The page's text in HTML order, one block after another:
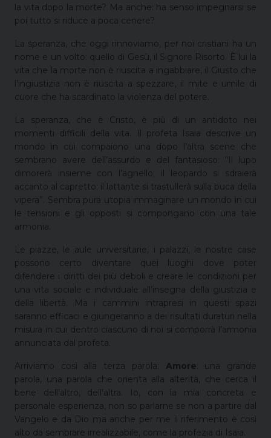
la vita dopo la morte? Ma anche: ha senso impegnarsi se
poi tutto si riduce a poca cenere?
La speranza, che oggi rinnoviamo, per noi cristiani ha un
nome e un volto: quello di Gesù, il Signore Risorto. È lui la
vita che la morte non è riuscita a ingabbiare, il Giusto che
l’ingiustizia non è riuscita a spezzare, il mite e umile di
cuore che ha scardinato la violenza del potere.
La speranza, che è Cristo, è più di un antidoto nei
momenti difficili della vita. Il profeta Isaia descrive un
mondo in cui compaiono una dopo l’altra scene che
sembrano avere dell’assurdo e del fantasioso: “Il lupo
dimorerà insieme con l’agnello; il leopardo si sdraierà
accanto al capretto; il lattante si trastullerà sulla buca della
vipera”. Sembra pura utopia immaginare un mondo in cui
le tensioni e gli opposti si compongano con una tale
armonia.
Le piazze, le aule universitarie, i palazzi, le nostre case
possono certo diventare quei luoghi dove poter
difendere i diritti dei più deboli e creare le condizioni per
una vita sociale e individuale all’insegna della giustizia e
della libertà. Ma i cammini intrapresi in questi spazi
saranno efficaci e giungeranno a dei risultati duraturi nella
misura in cui dentro ciascuno di noi si comporrà l’armonia
annunciata dal profeta.
Arriviamo così alla terza parola: Amore : una grande
parola, una parola che orienta alla alterità, che cerca il
bene dell’altro, dell’altra. Io, con la mia concreta e
personale esperienza, non so parlarne se non a partire dal
Vangelo e da Dio ma anche per me il riferimento è così
alto da sembrare irrealizzabile, come la profezia di Isaia.